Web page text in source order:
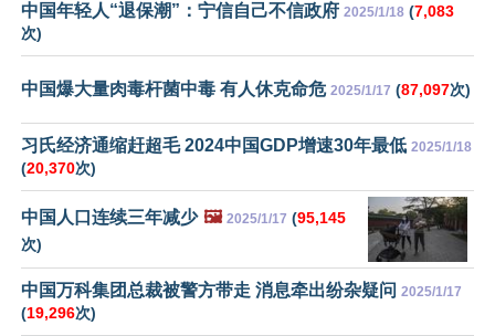
中国年轻人“退保潮”：宁信自己不信政府 2025/1/18 (7,083
次)
中国爆大量肉毒杆菌中毒 有人休克命危 2025/1/17 (87,097次)
习氏经济通缩赶超毛 2024中国GDP增速30年最低 2025/1/18
(20,370次)
中国人口连续三年减少 🖼️ 2025/1/17 (95,145
次)
中国万科集团总裁被警方带走 消息牵出纷杂疑问 2025/1/17
(19,296次)